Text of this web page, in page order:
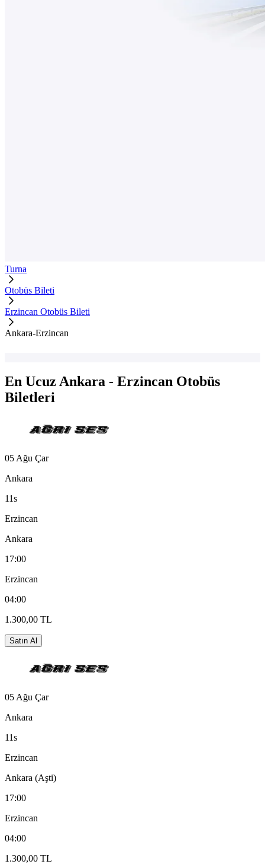
Turna
Otobüs Bileti
Erzincan Otobüs Bileti
Ankara-Erzincan
En Ucuz Ankara - Erzincan Otobüs
Biletleri
05 Ağu Çar
Ankara
11s
Erzincan
Ankara
17:00
Erzincan
04:00
1.300,00 TL
Satın Al
05 Ağu Çar
Ankara
11s
Erzincan
Ankara (Aşti)
17:00
Erzincan
04:00
1.300,00 TL